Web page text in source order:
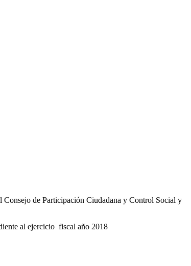
de Participación Ciudadana y Control Social y
al ejercicio fiscal año 2018